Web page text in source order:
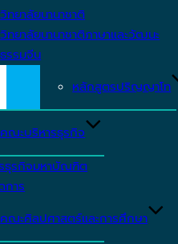
วิทยาลัยนานาชาติ
วิทยาลัยนานาชาติภาษาและวัฒนะ
ธรรมจีน
หลักสูตรปริญญาโท
คณะบริหารธุรกิจ
ธุรกิจมหาบัณฑิต
การ
คณะศิลปศาสตร์และการศึกษา